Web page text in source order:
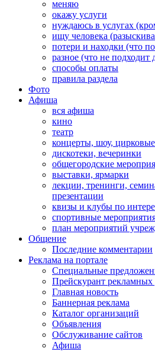
меняю
окажу услуги
нуждаюсь в услугах
ищу человека
потери и находки (что
разное (что не подходит
способы оплаты
правила раздела
Фото
Афиша
вся афиша
кино
театр
концерты, шоу,
дискотеки, вечеринки
общегородские
выставки, ярмарки
лекции, тренинги,
презентации
квизы и клубы по
спортивные
план мероприятий
Общение
Последние комментарии
Реклама на портале
Специальные
Прейскурант рекламных
Главная новость
Баннерная реклама
Каталог организаций
Объявления
Обслуживание сайтов
Афиша